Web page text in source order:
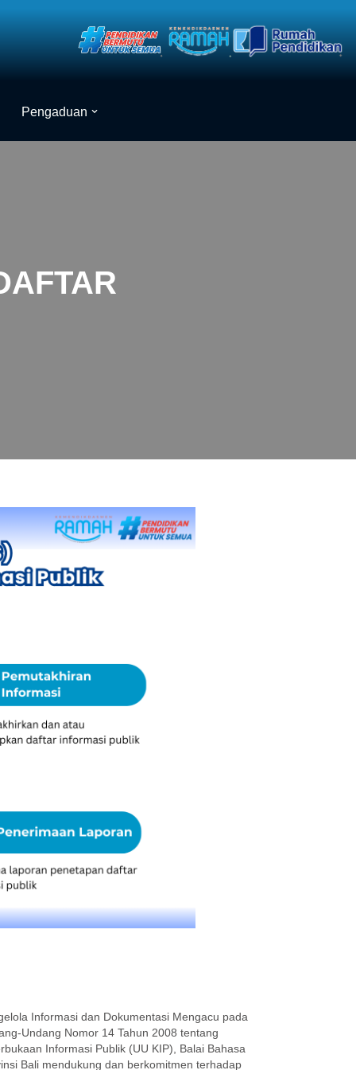
Pengaduan
Informasi dan Dokumentasi Mengacu pada
Undang Nomor 14 Tahun 2008 tentang
Informasi Publik (UU KIP), Balai Bahasa
Bali mendukung dan berkomitmen terhadap